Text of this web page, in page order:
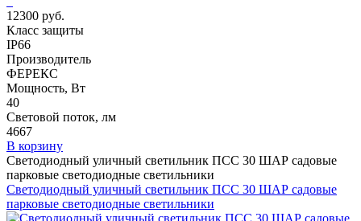
12300 руб.
Класс защиты
IP66
Производитель
ФЕРЕКС
Мощность, Вт
40
Световой поток, лм
4667
В корзину
Светодиодный уличный светильник ПСС 30 ШАР садовые
парковые светодиодные светильники
Светодиодный уличный светильник ПСС 30 ШАР садовые
парковые светодиодные светильники